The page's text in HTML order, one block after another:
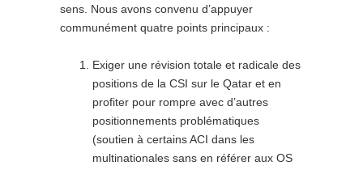
sens. Nous avons convenu d’appuyer
communément quatre points principaux :
Exiger une révision totale et radicale des
positions de la CSI sur le Qatar et en
profiter pour rompre avec d’autres
positionnements problématiques
(soutien à certains ACI dans les
multinationales sans en référer aux OS